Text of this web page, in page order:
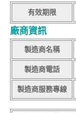
有效期限
廠商資訊
製造商名稱
製造商電話
製造商服務專線